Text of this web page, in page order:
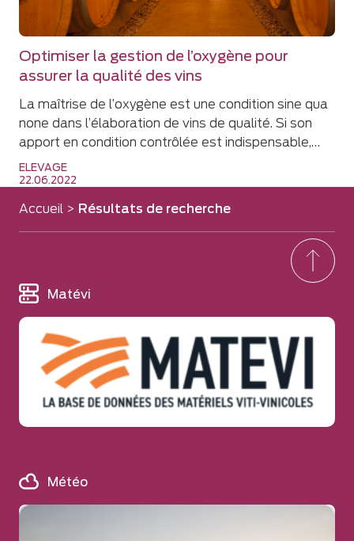
Optimiser la gestion de l’oxygène pour
assurer la qualité des vins
ELEVAGE
22.06.2022
La maîtrise de l’oxygène est une condition sine qua
none dans l’élaboration de vins de qualité. Si son
apport en condition contrôlée est indispensable,…
Accueil > Résultats de recherche
Matévi
Météo